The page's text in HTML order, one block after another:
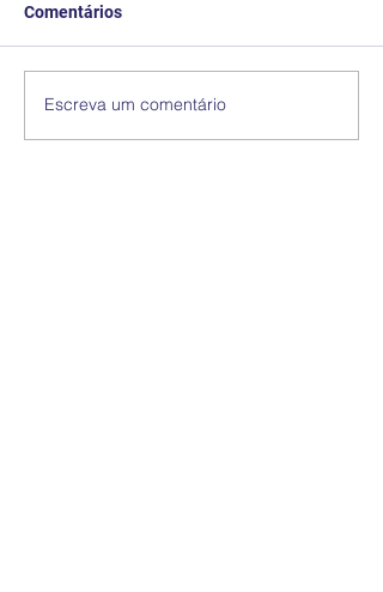
Comentários
Escreva um comentário